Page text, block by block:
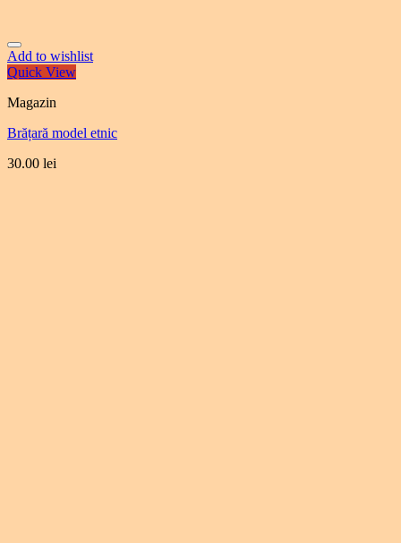
Add to wishlist
Quick View
Magazin
Brățară model etnic
30.00 lei